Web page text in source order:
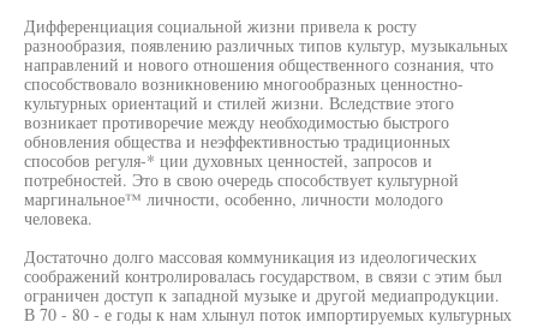
Дифференциация социальной жизни привела к росту
разнообразия, появлению различных типов культур, музыкальных
направлений и нового отношения общественного сознания, что
способствовало возникновению многообразных ценностно-
культурных ориентаций и стилей жизни. Вследствие этого
возникает противоречие между необходимостью быстрого
обновления общества и неэффективностью традиционных
способов регуля-* ции духовных ценностей, запросов и
потребностей. Это в свою очередь способствует культурной
маргинальное™ личности, особенно, личности молодого
человека.
Достаточно долго массовая коммуникация из идеологических
соображений контролировалась государством, в связи с этим был
ограничен доступ к западной музыке и другой медиапродукции.
В 70 - 80 - е годы к нам хлынул поток импортируемых культурных